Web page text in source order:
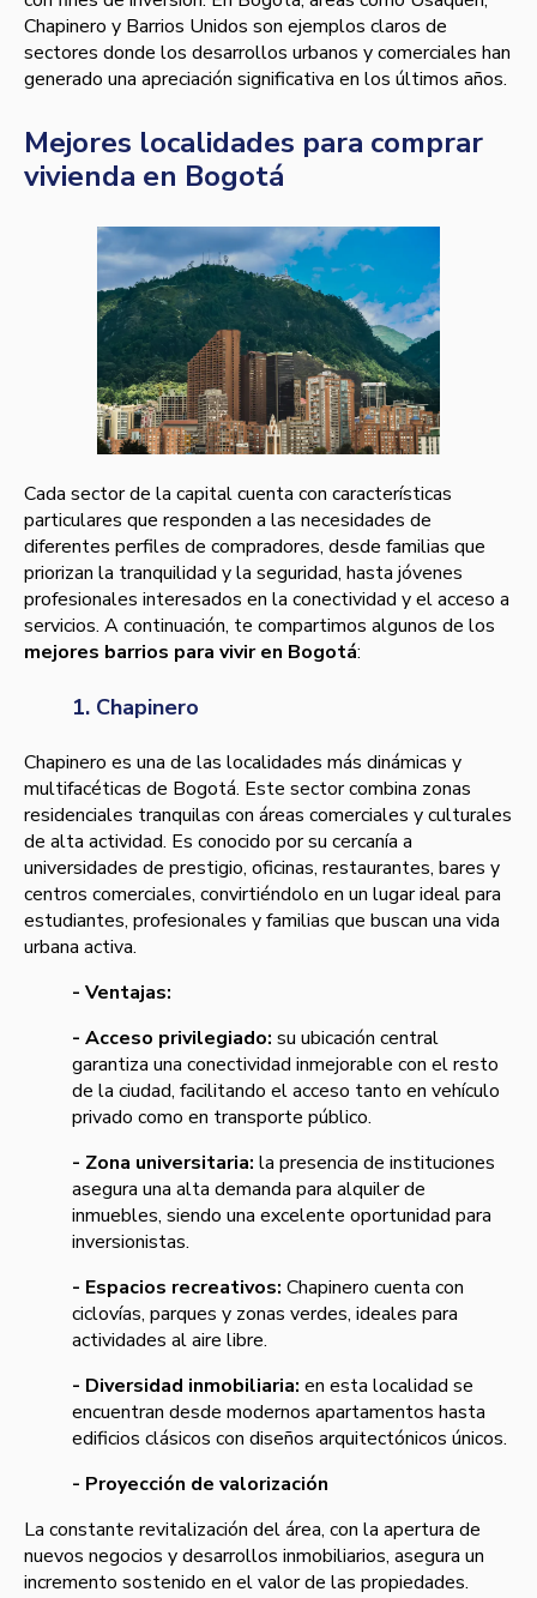
Chapinero y Barrios Unidos son ejemplos claros de
sectores donde los desarrollos urbanos y comerciales han
generado una apreciación significativa en los últimos años.
Mejores localidades para comprar
vivienda en Bogotá
Cada sector de la capital cuenta con características
particulares que responden a las necesidades de
diferentes perfiles de compradores, desde familias que
priorizan la tranquilidad y la seguridad, hasta jóvenes
profesionales interesados en la conectividad y el acceso a
servicios. A continuación, te compartimos algunos de los
mejores barrios para vivir en Bogotá:
1. Chapinero
Chapinero es una de las localidades más dinámicas y
multifacéticas de Bogotá. Este sector combina zonas
residenciales tranquilas con áreas comerciales y culturales
de alta actividad. Es conocido por su cercanía a
universidades de prestigio, oficinas, restaurantes, bares y
centros comerciales, convirtiéndolo en un lugar ideal para
estudiantes, profesionales y familias que buscan una vida
urbana activa.
- Ventajas:
- Acceso privilegiado: su ubicación central
garantiza una conectividad inmejorable con el resto
de la ciudad, facilitando el acceso tanto en vehículo
privado como en transporte público.
- Zona universitaria: la presencia de instituciones
asegura una alta demanda para alquiler de
inmuebles, siendo una excelente oportunidad para
inversionistas.
- Espacios recreativos: Chapinero cuenta con
ciclovías, parques y zonas verdes, ideales para
actividades al aire libre.
- Diversidad inmobiliaria: en esta localidad se
encuentran desde modernos apartamentos hasta
edificios clásicos con diseños arquitectónicos únicos.
- Proyección de valorización
La constante revitalización del área, con la apertura de
nuevos negocios y desarrollos inmobiliarios, asegura un
incremento sostenido en el valor de las propiedades.